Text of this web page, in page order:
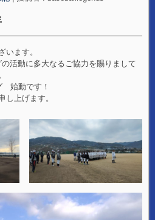
います。
活動に多大なるご協力を賜りまして
始動です！
し上げます。